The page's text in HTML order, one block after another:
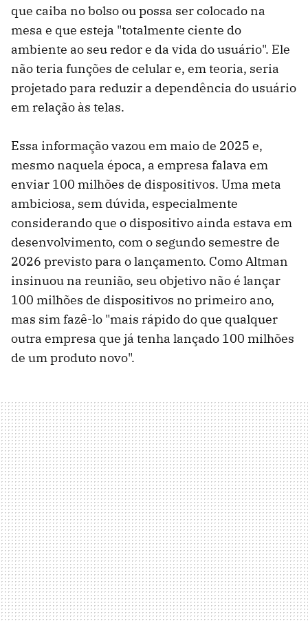
que caiba no bolso ou possa ser colocado na
mesa e que esteja "totalmente ciente do
ambiente ao seu redor e da vida do usuário". Ele
não teria funções de celular e, em teoria, seria
projetado para reduzir a dependência do usuário
em relação às telas.
Essa informação vazou em maio de 2025 e,
mesmo naquela época, a empresa falava em
enviar 100 milhões de dispositivos. Uma meta
ambiciosa, sem dúvida, especialmente
considerando que o dispositivo ainda estava em
desenvolvimento, com o segundo semestre de
2026 previsto para o lançamento. Como Altman
insinuou na reunião, seu objetivo não é lançar
100 milhões de dispositivos no primeiro ano,
mas sim fazê-lo "mais rápido do que qualquer
outra empresa que já tenha lançado 100 milhões
de um produto novo".